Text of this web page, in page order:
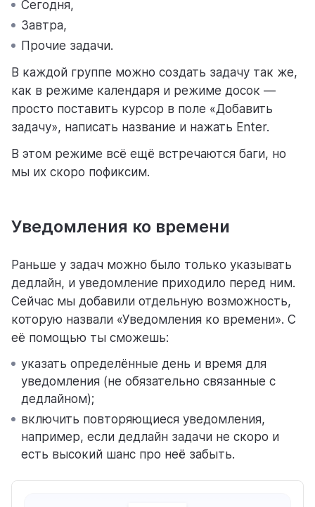
Сегодня,
Завтра,
Прочие задачи.
В каждой группе можно создать задачу так же,
как в режиме календаря и режиме досок —
просто поставить курсор в поле «Добавить
задачу», написать название и нажать Enter.
В этом режиме всё ещё встречаются баги, но
мы их скоро пофиксим.
Уведомления ко времени
Раньше у задач можно было только указывать
дедлайн, и уведомление приходило перед ним.
Сейчас мы добавили отдельную возможность,
которую назвали «Уведомления ко времени». С
её помощью ты сможешь:
указать определённые день и время для
уведомления (не обязательно связанные с
дедлайном);
включить повторяющиеся уведомления,
например, если дедлайн задачи не скоро и
есть высокий шанс про неё забыть.